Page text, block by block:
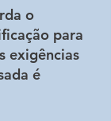
o
para
exigências
é